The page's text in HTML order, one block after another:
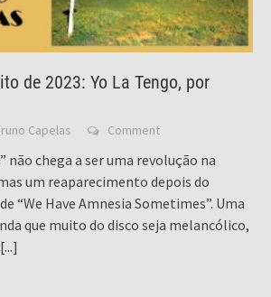
de 2023: Yo La Tengo, por
Capelas Comment
não chega a ser uma revolução na
um reaparecimento depois do
“We Have Amnesia Sometimes”. Uma
que muito do disco seja melancólico,
[...]